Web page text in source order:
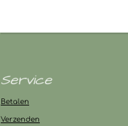
Service
Betalen
Verzenden